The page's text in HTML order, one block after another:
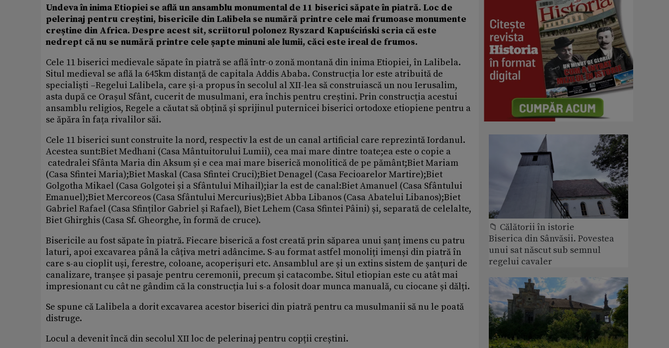
Undeva în inima Etiopiei se află un ansamblu monumental de 11 biserici săpate în piatră. Loc de
pelerinaj pentru creștini, bisericile din Lalibela se numără printre cele mai frumoase monumente
creștine din Africa. Despre acest sit, scriitorul polonez Ryszard Kapuściński scria că este
nedrept că nu se numără printre cele șapte minuni ale lumii, căci este ireal de frumos.
Cele 11 biserici medievale săpate în piatră se află într-o zonă montană din inima Etiopiei, în Lalibela.
Situl medieval se află la 645km distanță de capitala Addis Ababa. Construcția lor este atribuită de
specialiști –Regelui Lalibela, care și-a propus în secolul al XII-lea să construiască un nou Ierusalim,
asta după ce Orașul Sfânt, cucerit de musulmani, era închis pentru creștini. Prin construcția acestui
ansamblu religios, Regele a căutat să obțină și sprijinul puternicei biserici ortodoxe etiopiene pentru a
se ăpăra în fața rivalilor săi.
Cele 11 biserici sunt construite la nord, respectiv la est de un canal artificial care reprezintă Iordanul.
Acestea sunt:Biet Medhani (Casa Mântuitorului Lumii), cea mai mare dintre toate;ea este o copie a
catedralei Sfânta Maria din Aksum și e cea mai mare biserică monolitică de pe pământ;Biet Mariam
(Casa Sfintei Maria);Biet Maskal (Casa Sfintei Cruci);Biet Denagel (Casa Fecioarelor Martire);Biet
Golgotha Mikael (Casa Golgotei și a Sfântului Mihail);iar la est de canal:Biet Amanuel (Casa Sfântului
Emanuel);Biet Mercoreos (Casa Sfântului Mercurius);Biet Abba Libanos (Casa Abatelui Libanos);Biet
Gabriel Rafael (Casa Sfinților Gabriel și Rafael), Biet Lehem (Casa Sfintei Pâini) și, separată de celelalte,
Biet Ghirghis (Casa Sf. Gheorghe, în formă de cruce).
Bisericile au fost săpate în piatră. Fiecare biserică a fost creată prin săparea unui șanț imens cu patru
laturi, apoi excavarea până la câțiva metri adâncime. S-au format astfel monoliți imenși din piatră în
care s-au cioplit uși, ferestre, coloane, acoperișuri etc. Ansamblul are și un extins sistem de șanțuri de
canalizare, tranșee și pasaje pentru ceremonii, precum și catacombe. Situl etiopian este cu atât mai
impresionant cu cât ne gândim că la construcția lui s-a folosit doar munca manuală, cu ciocane și dălți.
Se spune că Lalibela a dorit excavarea acestor biserici din piatră pentru ca musulmanii să nu le poată
distruge.
Locul a devenit încă din secolul XII loc de pelerinaj pentru copții creștini.
📁 Călătorii în istorie
Biserica din Sânvăsii. Povestea
unui sat născut sub semnul
regelui cavaler